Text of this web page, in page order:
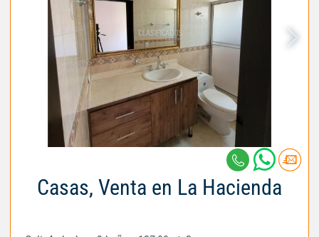
Casas, Venta en La Hacienda